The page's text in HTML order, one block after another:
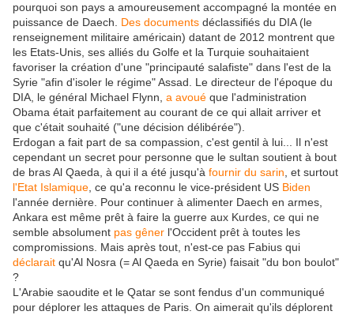
pourquoi son pays a amoureusement accompagné la montée en
puissance de Daech. Des documents déclassifiés du DIA (le
renseignement militaire américain) datant de 2012 montrent que
les Etats-Unis, ses alliés du Golfe et la Turquie souhaitaient
favoriser la création d'une "principauté salafiste" dans l'est de la
Syrie "afin d'isoler le régime" Assad. Le directeur de l'époque du
DIA, le général Michael Flynn, a avoué que l'administration
Obama était parfaitement au courant de ce qui allait arriver et
que c'était souhaité ("une décision délibérée").
Erdogan a fait part de sa compassion, c'est gentil à lui... Il n'est
cependant un secret pour personne que le sultan soutient à bout
de bras Al Qaeda, à qui il a été jusqu'à fournir du sarin , et surtout
l'Etat Islamique , ce qu'a reconnu le vice-président US Biden
l'année dernière. Pour continuer à alimenter Daech en armes,
Ankara est même prêt à faire la guerre aux Kurdes, ce qui ne
semble absolument pas gêner l'Occident prêt à toutes les
compromissions. Mais après tout, n'est-ce pas Fabius qui
déclarait qu'Al Nosra (= Al Qaeda en Syrie) faisait "du bon boulot"
?
L'Arabie saoudite et le Qatar se sont fendus d'un communiqué
pour déplorer les attaques de Paris. On aimerait qu'ils déplorent